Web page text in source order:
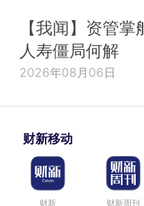
【我闻】资管
人寿僵局何解
2026年08月06日
财新移动
财新 财新周刊